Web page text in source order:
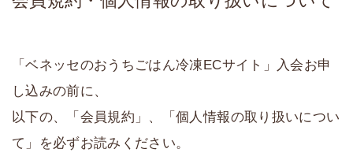
「ベネッセのおうちごはん冷凍ECサイト」入会お申
し込みの前に、
以下の、「会員規約」、「個人情報の取り扱いについ
て」を必ずお読みください。